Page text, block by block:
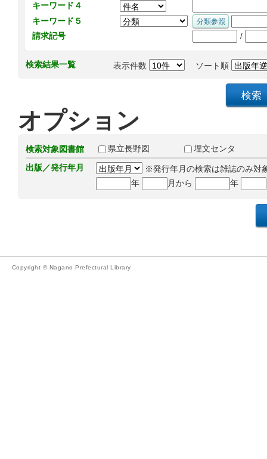
キーワード４
キーワード５
請求記号
/
検索結果一覧 表示件数 ソート順
オプション
検索対象図書館 県立長野図
埋文センタ
出版／発行年月
※発行年月の検索は雑誌のみ対
年
月から 年
Copyright © Nagano Prefectural Library